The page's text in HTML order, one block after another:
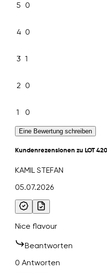
5 0
4 0
3 1
2 0
1 0
Eine Bewertung schreiben
Kundenrezensionen zu LOT
KAMIL STEFAN
05.07.2026
Nice flavour
Beantworten
0 Antworten